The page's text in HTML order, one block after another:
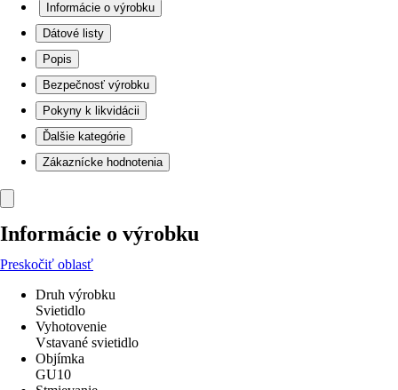
Informácie o výrobku
Dátové listy
Popis
Bezpečnosť výrobku
Pokyny k likvidácii
Ďalšie kategórie
Zákaznícke hodnotenia
Informácie o výrobku
Preskočiť oblasť
Druh výrobku
Svietidlo
Vyhotovenie
Vstavané svietidlo
Objímka
GU10